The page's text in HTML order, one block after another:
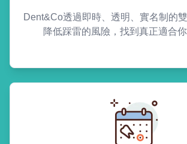
Dent&Co透過即時、透明、實名制的
降低踩雷的風險，找到真正適合你